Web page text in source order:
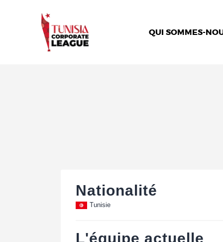
QUI SOMMES-
Nationalité
Tunisie
L'équipe actuelle